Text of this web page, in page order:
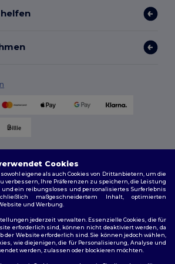
helfen
Cookies
eigene als auch Cookies von Drittanbietern, um die
verbessern, Ihre Präferenzen zu speichern, die Leistung
ein reibungsloses und personalisiertes Surferlebnis
maßgeschneidertem Inhalt, optimierten
und Werbung.
jederzeit verwalten. Essenzielle Cookies, die für
erforderlich sind, können nicht deaktiviert werden, da
der Website erforderlich sind. Sie können jedoch wählen,
wie diejenigen, die für Personalisierung, Analyse und
werden, zulassen oder blockieren möchten.